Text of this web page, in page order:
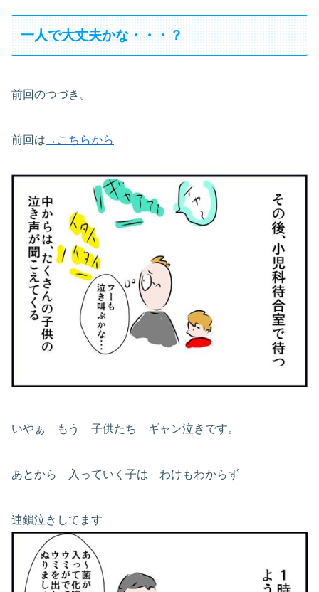
一人で大丈夫かな・・・？
前回のつづき。
前回は →こちらから
いやぁ もう 子供たち ギャン泣きです。
あとから 入っていく子は わけもわからず
連鎖泣きしてます